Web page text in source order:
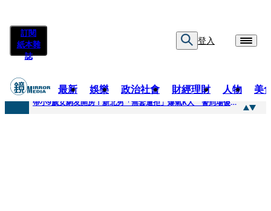
訂閱
紙本雜
誌
登入
最新 娛樂 政治社會 財經理財 人物 美
快訊
帶小9歲女網友開房！新北男「無套遭拒」爆氣K人 警到場傻眼搜到手銬、改造槍